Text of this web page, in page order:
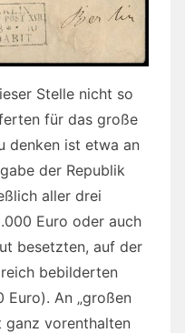
Stelle nicht so
für das große
denken ist etwa an
der Republik
aller drei
Euro oder auch
besetzten, auf der
bebilderten
Euro). An „großen
ganz vorenthalten